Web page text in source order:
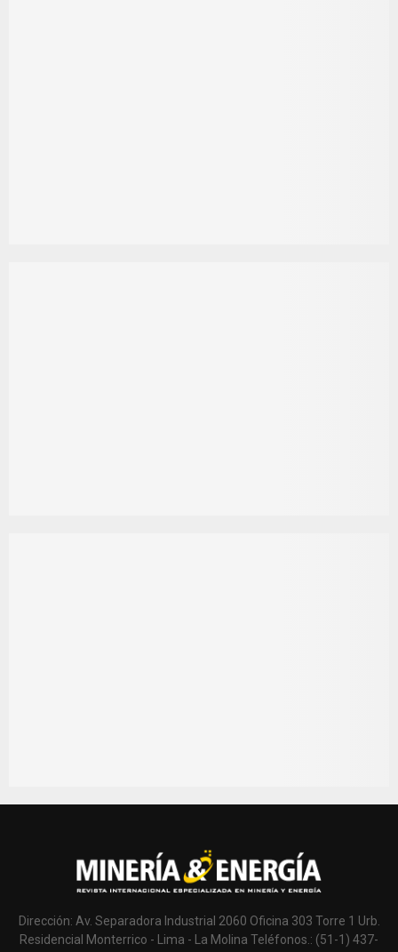
Dirección: Av. Separadora Industrial 2060 Oficina 303 Torre 1 Urb.
Residencial Monterrico - Lima - La Molina Teléfonos.: (51-1) 437-